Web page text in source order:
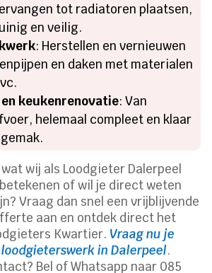
tot radiatoren plaatsen,
en veilig.
: Herstellen en vernieuwen
en daken met materialen
keukenrenovatie: Van
helemaal compleet en klaar
wij als Loodgieter Dalerpeel
of wil je direct weten
Vraag dan snel een vrijblijvende
aan en ontdek direct het
Kwartier. Vraag nu je
in Dalerpeel.
Bel of Whatsapp naar 085